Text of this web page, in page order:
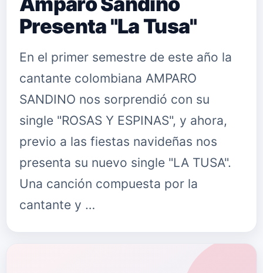
Presenta "La Tusa"
En el primer semestre de este año la
cantante colombiana AMPARO
SANDINO nos sorprendió con su
single "ROSAS Y ESPINAS", y ahora,
previo a las fiestas navideñas nos
presenta su nuevo single "LA TUSA".
Una canción compuesta por la
cantante y …